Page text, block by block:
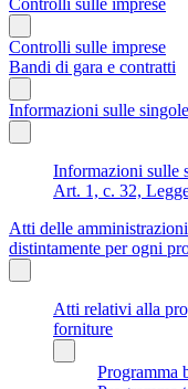
Controlli sulle imprese
Bandi di gara e contratti
Informazioni sulle
Informazioni sulle
Art. 1, c. 32,
Atti delle
distintamente per ogni
Atti relativi alla
forniture
Programma